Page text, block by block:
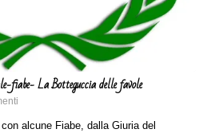
fiabe- La Botteguccia delle favole
alcune Fiabe, dalla Giuria del